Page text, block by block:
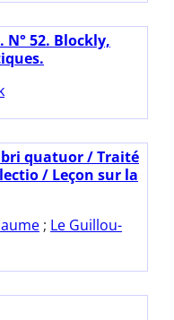
52. Blockly,
quatuor / Traité
/ Leçon sur la
; Le Guillou-